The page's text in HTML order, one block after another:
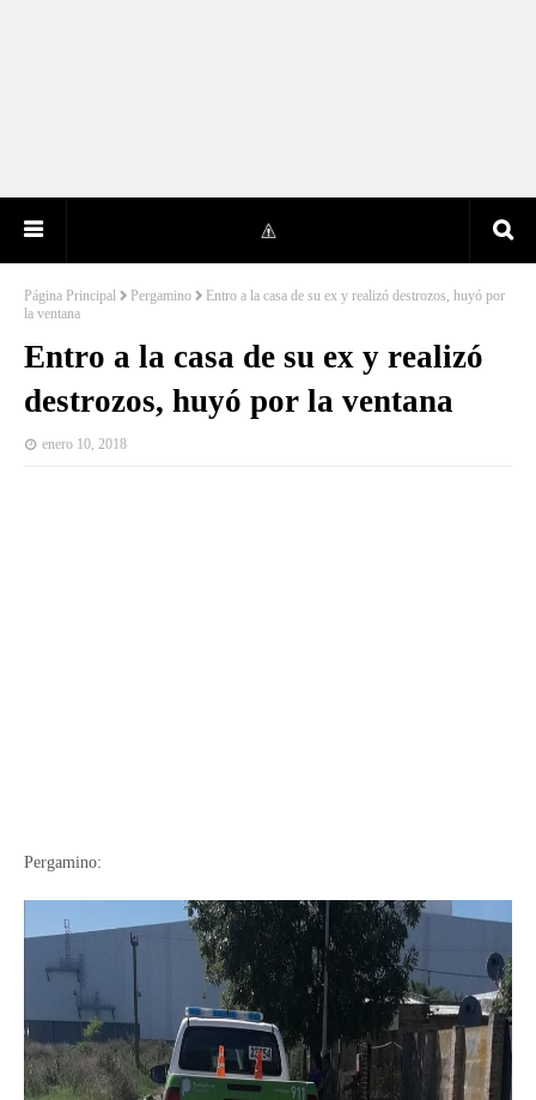
Página Principal Pergamino
Entro a la casa de su ex y realizó destrozos, huyó por
la ventana
Entro a la casa de su ex y realizó
destrozos, huyó por la ventana
enero 10, 2018
Pergamino: